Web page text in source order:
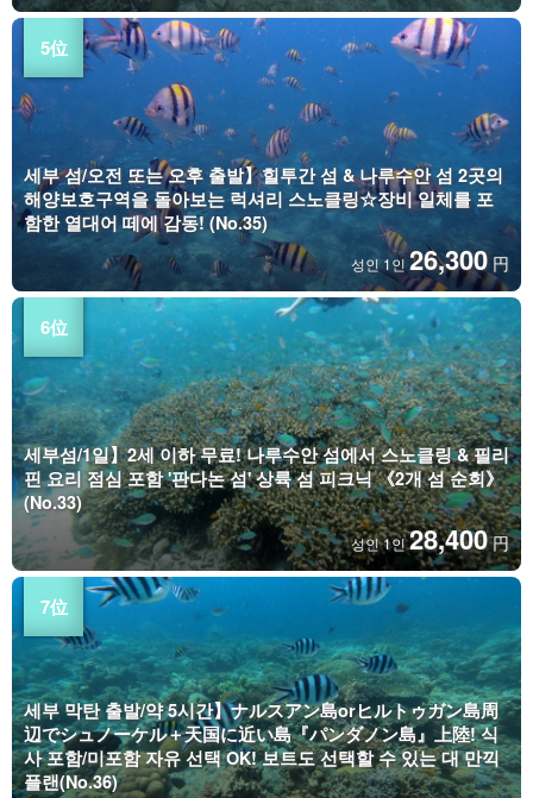
세부 섬/오전 또는 오후 출발】힐투간 섬 & 나루수안 섬 2곳의
해양보호구역을 돌아보는 럭셔리 스노클링☆장비 일체를 포
함한 열대어 떼에 감동! (No.35)
성인 1인26,300 円
세부섬/1일】2세 이하 무료! 나루수안 섬에서 스노클링 & 필리
핀 요리 점심 포함 '판다논 섬' 상륙 섬 피크닉 《2개 섬 순회》
(No.33)
성인 1인28,400 円
세부 막탄 출발/약 5시간】ナルスアン島orヒルトゥガン島周
辺でシュノーケル＋天国に近い島『パンダノン島』上陸! 식
사 포함/미포함 자유 선택 OK! 보트도 선택할 수 있는 대 만끽
플랜(No.36)